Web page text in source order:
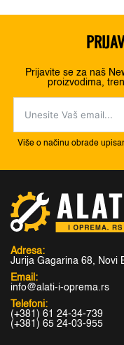
Prijavite se za naš
proizvodima,
Više o načinu obrade
Adresa:
Jurija Gagarina 68, Novi
Email:
info@alati-i-oprema.rs
Telefoni:
(+381) 61 24-34-739
(+381) 65 24-03-955